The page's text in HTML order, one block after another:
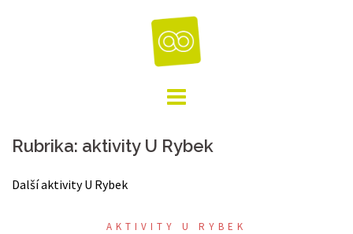
Rubrika: aktivity U Rybek
Další aktivity U Rybek
AKTIVITY U RYBEK